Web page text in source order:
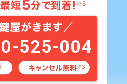
525-004